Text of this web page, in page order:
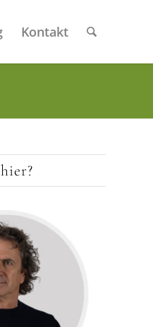
Kontakt